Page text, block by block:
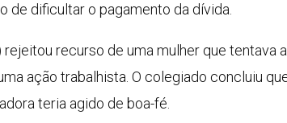
de dificultar o pagamento da dívida.
recurso de uma mulher que tentava
ação trabalhista. O colegiado concluiu
teria agido de boa-fé.